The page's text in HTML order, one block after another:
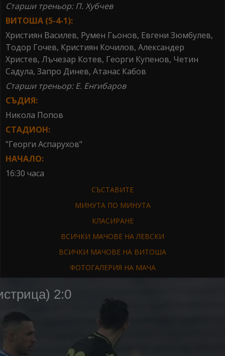
Старши треньор: П. Хубчев
ВИТОША (5-4-1):
Християн Василев, Румен Гьонов, Евгени Зюмбулев,
Тодор Гочев, Кристиян Кочилов, Александер
Христев, Лъчезар Котев, Георги Купенов, Четин
Садула, Запро Динев, Атанас Кабов
Старши треньор: Е. Енгибаров
СЪДИЯ:
Никола Попов
СТАДИОН:
"Георги Аспарухов"
НАЧАЛО:
16:30 часа
СЪСТАВИТЕ
МИНУТА ПО МИНУТА
КЛАСИРАНЕ
ВСИЧКИ МАЧОВЕ НА ЛЕВСКИ
ВСИЧКИ МАЧОВЕ НА ВИТОША
ФОТОГАЛЕРИЯ НА МАЧА